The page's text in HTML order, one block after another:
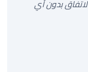
بدون أي